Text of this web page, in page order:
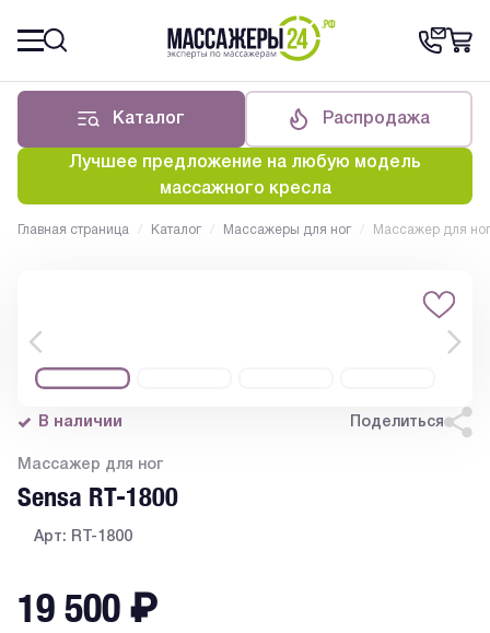
Каталог Распродажа
Лучшее предложение на любую модель
массажного кресла
Главная страница / Каталог / Массажеры для ног / Массажер для
В наличии Поделиться
Массажер для ног
Sensa RT-1800
Арт: RT-1800
19 500 ₽